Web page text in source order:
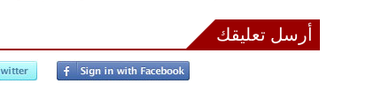
أرسل تعليقك